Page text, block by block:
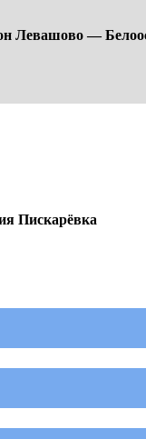
Левашово —
Пискарёвка